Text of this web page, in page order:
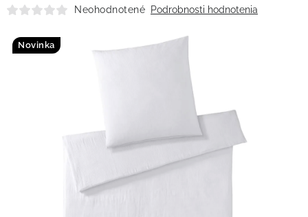
Doprava
Obchodné podmienky
Neohodnotené Podrobnosti hodnotenia
Novinka